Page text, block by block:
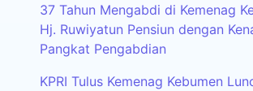
37 Tahun Mengabdi di Kemenag
Hj. Ruwiyatun Pensiun dengan
Pangkat Pengabdian
KPRI Tulus Kemenag Kebumen